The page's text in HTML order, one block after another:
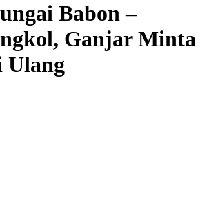
Babon –
Ganjar Minta
Ulang